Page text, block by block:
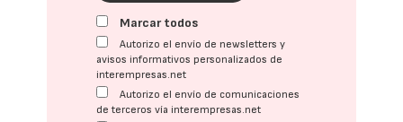
Marcar todos
Autorizo el envío de newsletters y
avisos informativos personalizados de
interempresas.net
Autorizo el envío de comunicaciones
de terceros vía interempresas.net